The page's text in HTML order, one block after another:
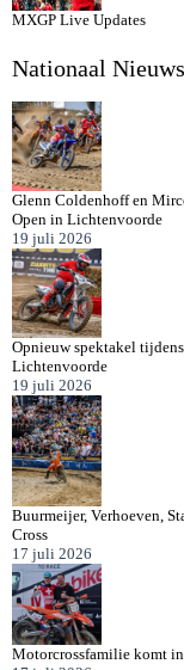
MXGP Live Updates
Nationaal Nieuws
Glenn Coldenhoff en
Open in Lichtenvoorde
19 juli 2026
Opnieuw spektakel
Lichtenvoorde
19 juli 2026
Buurmeijer, Verhoeven,
Cross
17 juli 2026
Motorcrossfamilie komt